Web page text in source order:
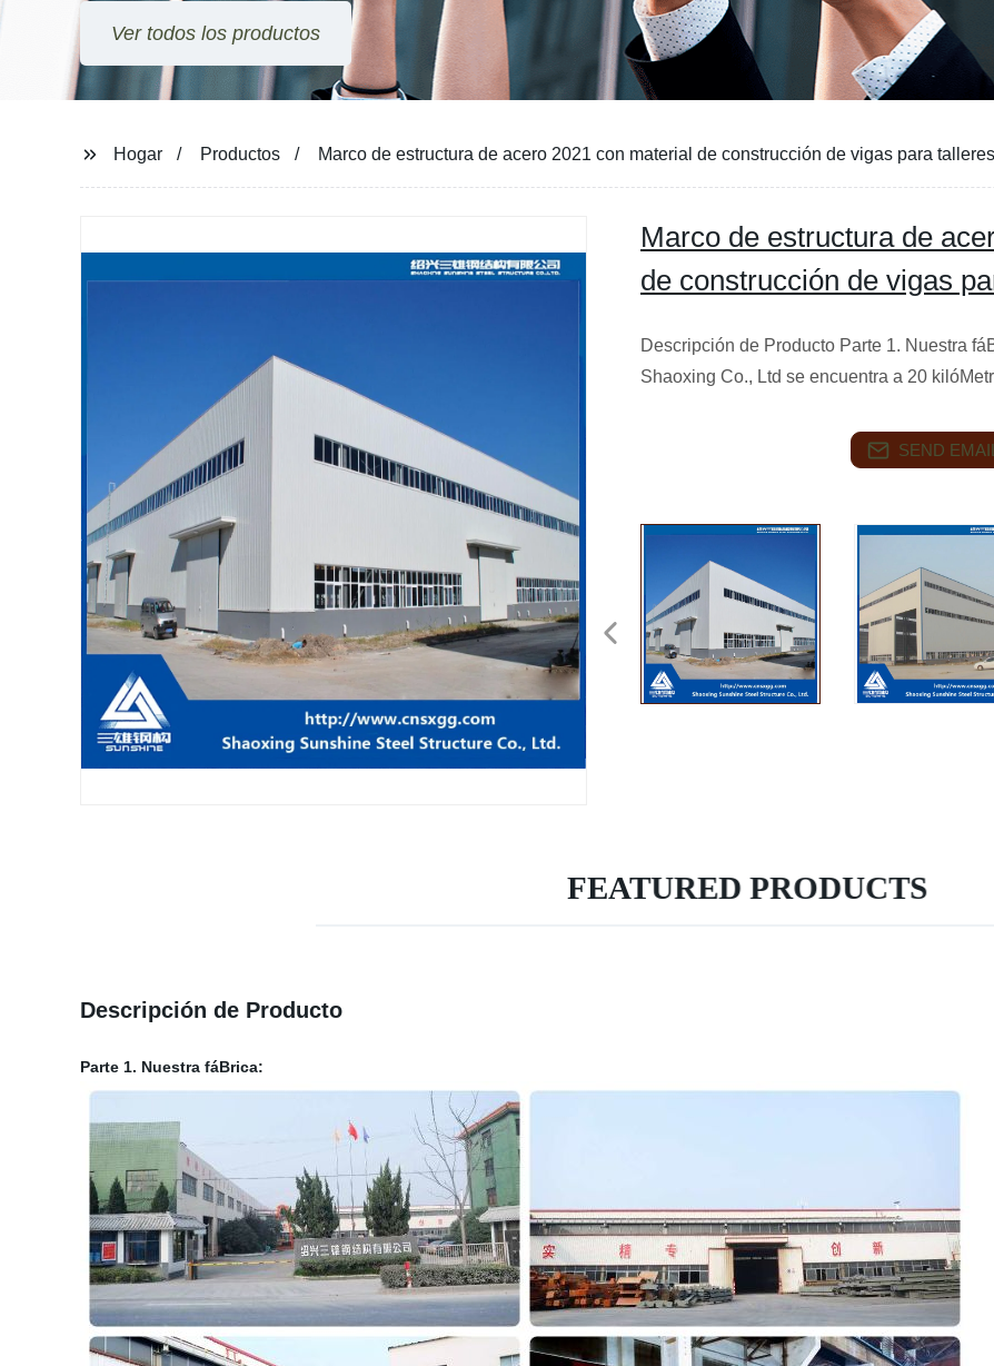
Hogar Productos Marco de estructura de acero 2021 con material de construcción de vigas para talleres
Marco de estructura de
de construcción de vigas
Descripción de Producto Parte 1. Nuestra
Shaoxing Co., Ltd se encuentra a 20
SEND
FEATURED PRODUCTS
Descripción de Producto
Parte 1. Nuestra fáBrica: